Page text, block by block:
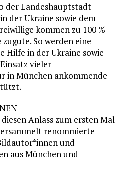
der Landeshauptstadt
der Ukraine sowie dem
kommen zu 100 %
So werden eine
Hilfe in der Ukraine sowie
vieler
in München ankommende
Anlass zum ersten Mal
renommierte
und
aus München und